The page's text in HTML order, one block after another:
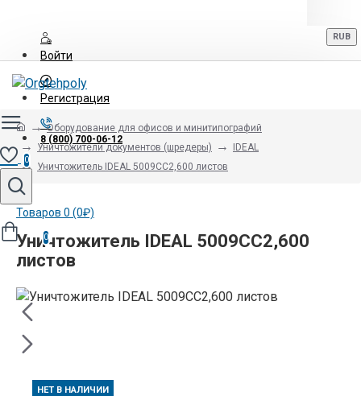
Войти
Регистрация
8 (800) 700-06-12
RUB
0
Товаров 0 (0₽)
0
Оборудование для офисов и минитипографий
Уничтожители документов (шредеры)
IDEAL
Уничтожитель IDEAL 5009CC2,600 листов
Уничтожитель IDEAL 5009CC2,600
листов
НЕТ В НАЛИЧИИ